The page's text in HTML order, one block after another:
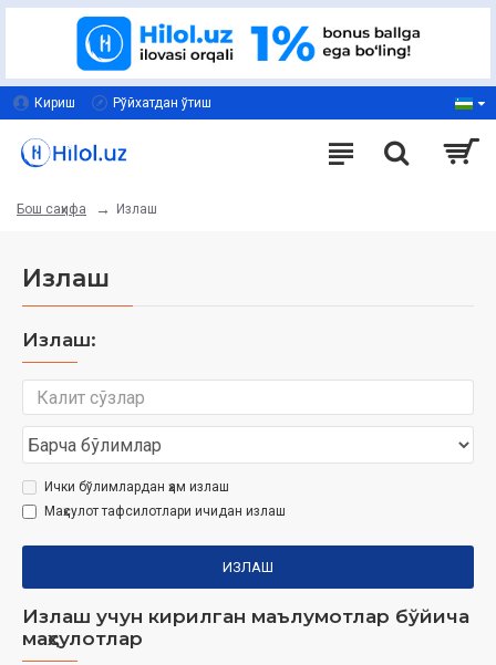
Кириш Рўйхатдан ўтиш
Бош саҳифа Излаш
Излаш
Излаш:
Ички бўлимлардан ҳам излаш
Маҳсулот тафсилотлари ичидан излаш
ИЗЛАШ
Излаш учун кирилган маълумотлар бўйича
маҳсулотлар